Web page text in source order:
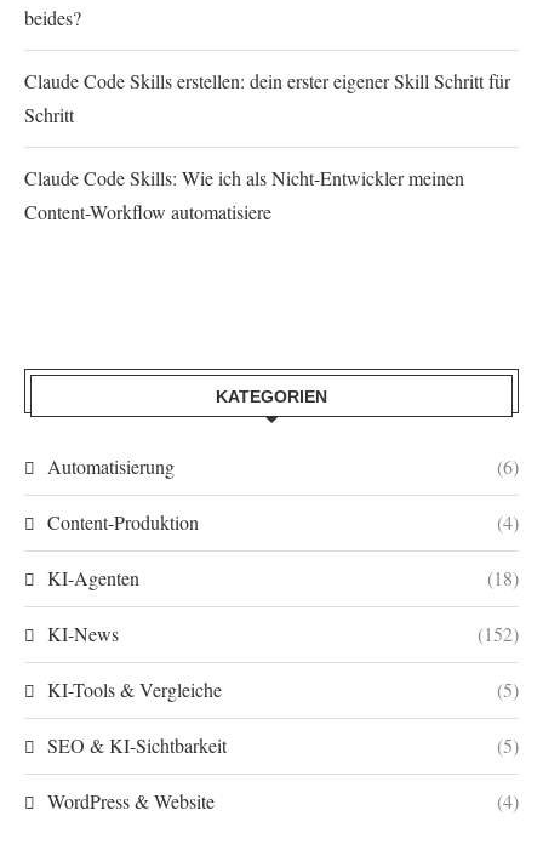
beides?
Claude Code Skills erstellen: dein erster eigener Skill Schritt für
Schritt
Claude Code Skills: Wie ich als Nicht-Entwickler meinen
Content-Workflow automatisiere
KATEGORIEN
Automatisierung (6)
Content-Produktion (4)
KI-Agenten (18)
KI-News (152)
KI-Tools & Vergleiche (5)
SEO & KI-Sichtbarkeit (5)
WordPress & Website (4)